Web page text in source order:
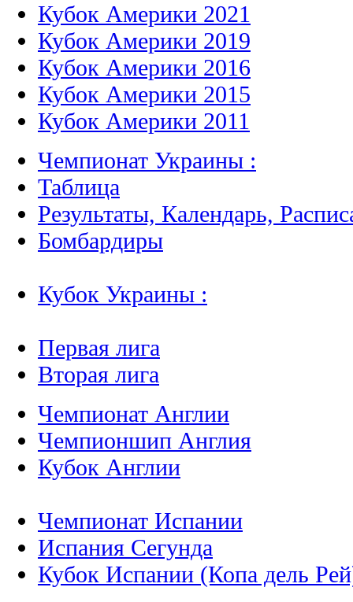
Кубок Америки 2021
Кубок Америки 2019
Кубок Америки 2016
Кубок Америки 2015
Кубок Америки 2011
Чемпионат Украины :
Таблица
Результаты, Календарь,
Бомбардиры
Кубок Украины :
Первая лига
Вторая лига
Чемпионат Англии
Чемпионшип Англия
Кубок Англии
Чемпионат Испании
Испания Сегунда
Кубок Испании (Копа дель